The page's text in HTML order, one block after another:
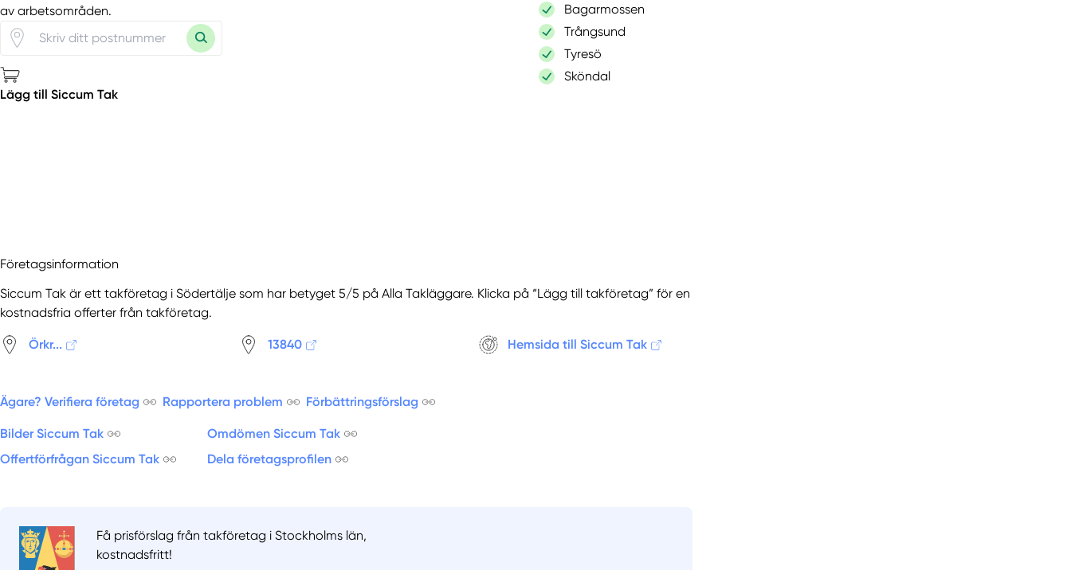
av arbetsområden.
Lägg till Siccum Tak
Bagarmossen
Trångsund
Tyresö
Sköndal
Företagsinformation
Siccum Tak är ett takföretag i Södertälje som har betyget 5/5 på Alla Takläggare. Klicka på “Lägg till takföretag” för en
kostnadsfria offerter från takföretag.
Örkr... 13840 Hemsida till Siccum Tak
Ägare? Verifiera företag Rapportera problem Förbättringsförslag
Bilder Siccum Tak
Omdömen Siccum Tak
Offertförfrågan Siccum Tak
Dela företagsprofilen
Få prisförslag från takföretag i Stockholms län,
kostnadsfritt!